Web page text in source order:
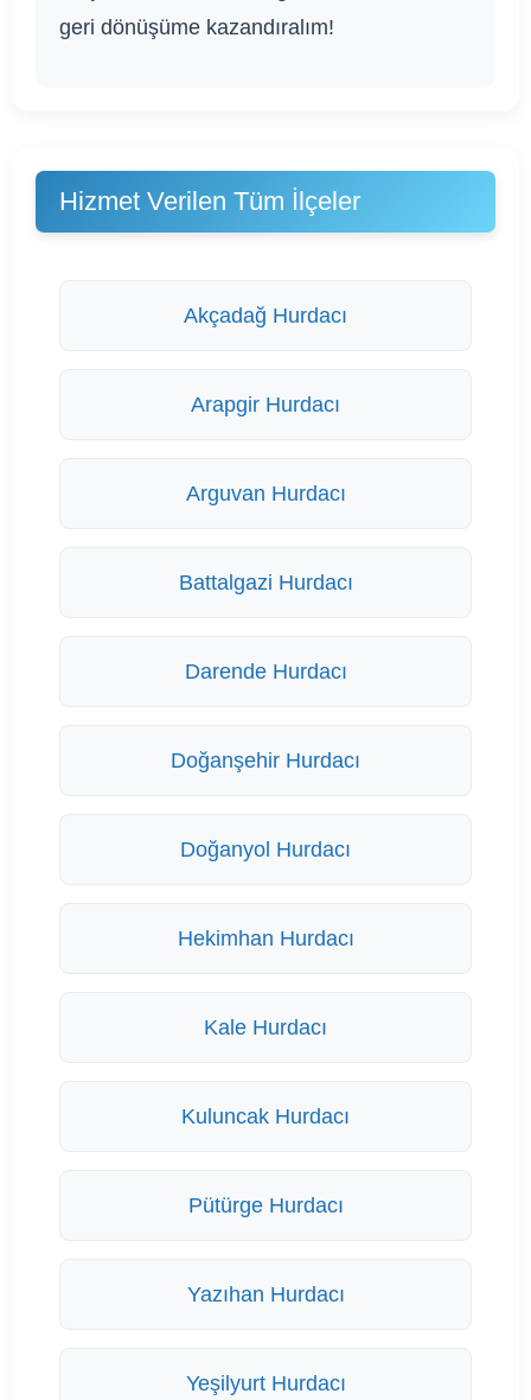
geri dönüşüme kazandıralım!
Hizmet Verilen Tüm İlçeler
Akçadağ Hurdacı
Arapgir Hurdacı
Arguvan Hurdacı
Battalgazi Hurdacı
Darende Hurdacı
Doğanşehir Hurdacı
Doğanyol Hurdacı
Hekimhan Hurdacı
Kale Hurdacı
Kuluncak Hurdacı
Pütürge Hurdacı
Yazıhan Hurdacı
Yeşilyurt Hurdacı